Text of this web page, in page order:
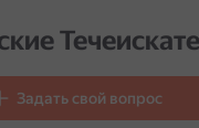
Задать свой вопрос